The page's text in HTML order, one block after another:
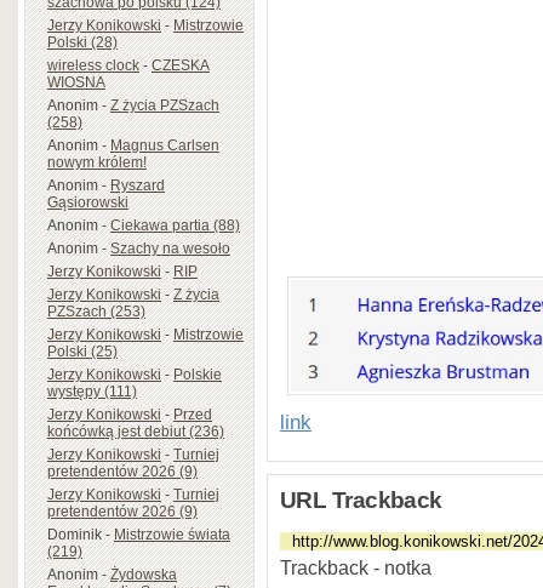
Jerzy Konikowski-Mistrzowie
Polski (28)
wireless clock-CZESKA
WIOSNA
Anonim-Z życia PZSzach
(258)
Anonim-Magnus Carlsen
nowym królem!
Anonim-Ryszard
Gąsiorowski
Anonim-Ciekawa partia (88)
Anonim-Szachy na wesoło
Jerzy Konikowski-RIP
Jerzy Konikowski-Z życia
PZSzach (253)
Jerzy Konikowski-Mistrzowie
Polski (25)
Jerzy Konikowski-Polskie
występy (111)
Jerzy Konikowski-Przed
końcówką jest debiut (236)
Jerzy Konikowski-Turniej
pretendentów 2026 (9)
Jerzy Konikowski-Turniej
pretendentów 2026 (9)
Dominik-Mistrzowie świata
(219)
Anonim-Żydowska
link
URL Trackback
Trackback - notka